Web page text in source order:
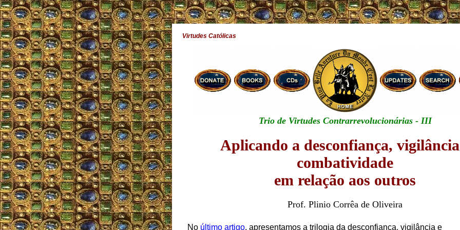
Virtudes Católicas
Trio de Virtudes Contrarrevolucionárias - III
Aplicando a desconfiança,
combatividade
em relação aos outros
Prof. Plinio Corrêa de Oliveira
No último artigo, apresentamos a trilogia da desconfiança, vigilância e